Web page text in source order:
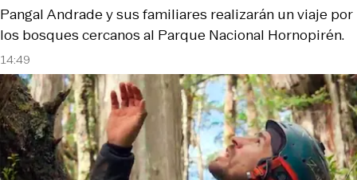
14:49
Pangal Andrade y sus familiares realizarán un viaje por
los bosques cercanos al Parque Nacional Hornopirén.